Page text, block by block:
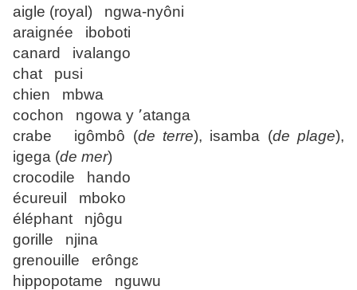
aigle (royal) ngwa-nyôni
araignée iboboti
canard ivalango
chat pusi
chien mbwa
cochon ngowa y ՚atanga
crabe igômbô (de terre), isamba (de plage),
igega (de mer)
crocodile hando
écureuil mboko
éléphant njôgu
gorille njina
grenouille erôngɛ
hippopotame nguwu